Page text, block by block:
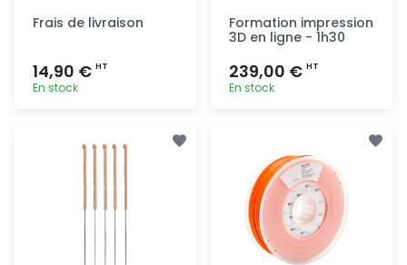
Frais de livraison
14,90 € HT
En stock
rapide
Formation impression
3D en ligne - 1h30
239,00 € HT
En stock